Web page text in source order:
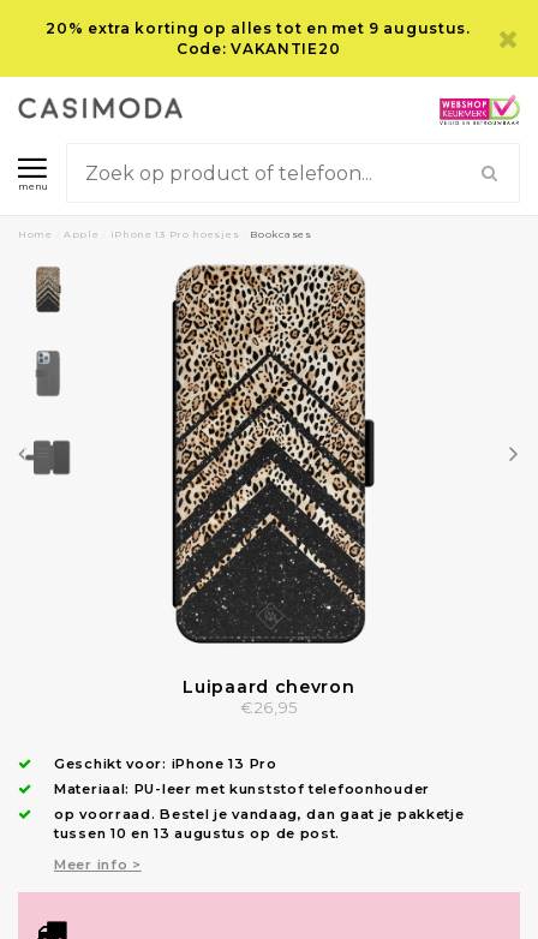
20% extra korting op alles tot en met 9 augustus.
Code: VAKANTIE20
menu
Home Apple iPhone 13 Pro hoesjes Bookcases
Luipaard chevron
€26,95
Geschikt voor: iPhone 13 Pro
Materiaal: PU-leer met kunststof telefoonhouder
op voorraad.Bestel je vandaag, dan gaat je pakketje
tussen 10 en 13 augustus op de post.
Meer info >